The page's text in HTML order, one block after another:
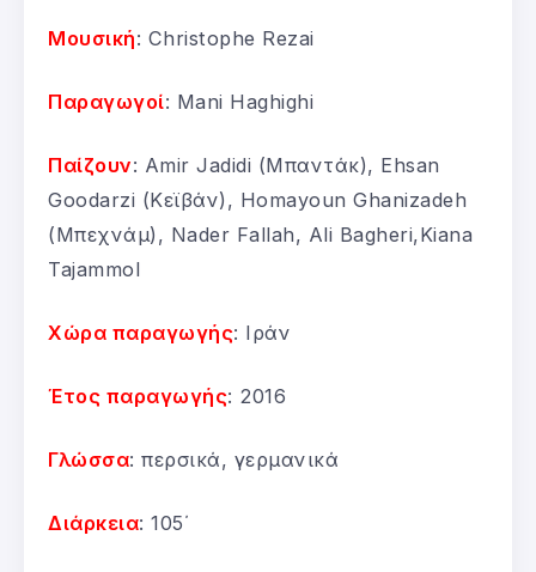
Μουσική: Christophe Rezai
Παραγωγοί: Mani Haghighi
Παίζουν: Amir Jadidi (Μπαντάκ), Ehsan
Goodarzi (Κεϊβάν), Homayoun Ghanizadeh
(Μπεχνάμ), Nader Fallah, Ali Bagheri,Kiana
Tajammol
Χώρα παραγωγής: Ιράν
Έτος παραγωγής: 2016
Γλώσσα: περσικά, γερμανικά
Διάρκεια: 105΄